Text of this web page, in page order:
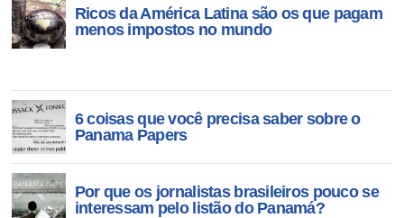
Ricos da América Latina são os que pagam
menos impostos no mundo
6 coisas que você precisa saber sobre o
Panama Papers
Por que os jornalistas brasileiros pouco se
interessam pelo listão do Panamá?